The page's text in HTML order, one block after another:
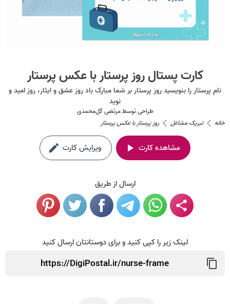
کارت پستال روز پرستار با عکس پرستار
نام پرستار را بنویسید روز پرستار بر شما مبارک باد روز عشق و ایثار، روز امید و
نوید
طراحی توسطمرتضی گل‌محمدی
خانه
تبریک مشاغل روز پرستار با عکس پرستار
مشاهده کارت ویرایش کارت
ارسال از طریق
لینک زیر را کپی کنید و برای دوستانتان ارسال کنید